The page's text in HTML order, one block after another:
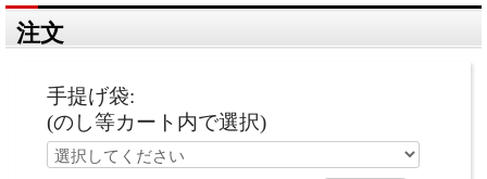
注文
手提げ袋:
(のし等カート内で選択)